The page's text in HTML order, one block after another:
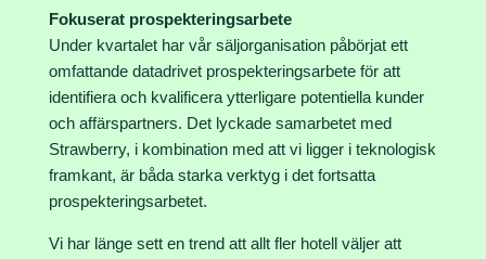
Fokuserat prospekteringsarbete
Under kvartalet har vår säljorganisation påbörjat ett
omfattande datadrivet prospekteringsarbete för att
identifiera och kvalificera ytterligare potentiella kunder
och affärspartners. Det lyckade samarbetet med
Strawberry, i kombination med att vi ligger i teknologisk
framkant, är båda starka verktyg i det fortsatta
prospekteringsarbetet.
Vi har länge sett en trend att allt fler hotell väljer att